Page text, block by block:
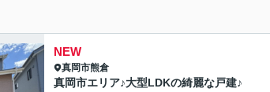
NEW
真岡市熊倉
真岡市エリア♪大型LDKの綺麗な戸建♪